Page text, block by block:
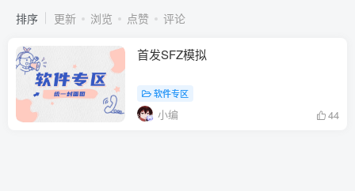
排序 更新 浏览 点赞 评论
首发SFZ模拟
软件专区
小编 44